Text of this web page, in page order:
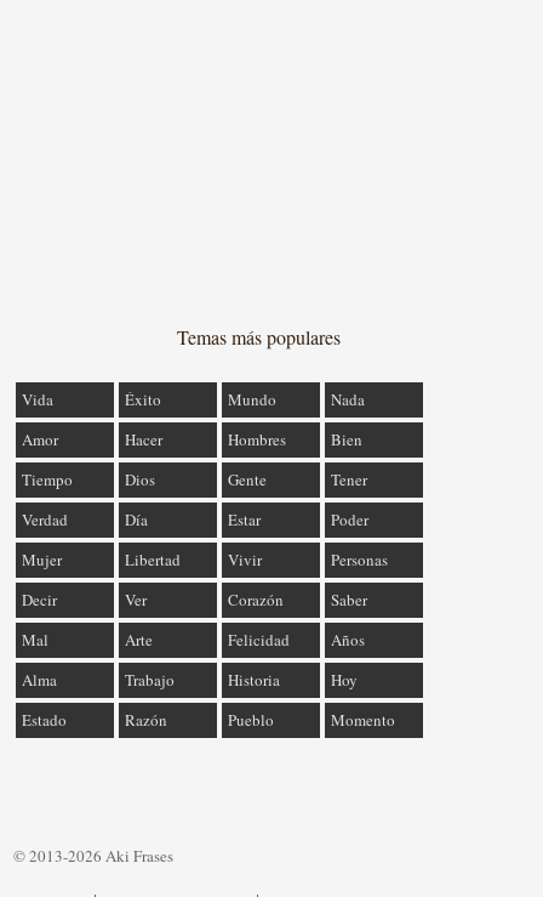
Temas más populares
Vida Éxito Mundo
Nada
Amor
Hacer Hombres
Bien
Tiempo
Dios Gente
Tener
Verdad
Día Estar
Poder
Mujer
Libertad Vivir
Personas
Decir
Ver Corazón
Saber
Mal
Arte Felicidad
Años
Alma
Trabajo Historia
Hoy
Estado
Razón Pueblo Momento
© 2013-2026 Aki Frases